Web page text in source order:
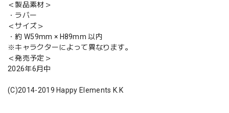
＜製品素材＞
・ラバー
＜サイズ＞
・約 W59mm × H89mm 以内
※キャラクターによって異なります。
＜発売予定＞
2026年6月中
(C)2014-2019 Happy Elements K.K